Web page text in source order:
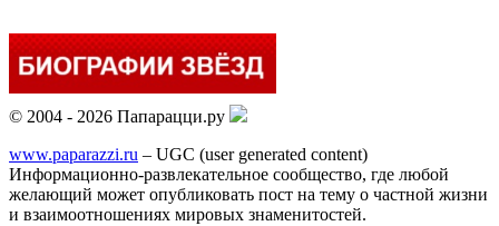
© 2004 - 2026 Папарацци.ру
www.paparazzi.ru – UGC (user generated content)
Информационно-развлекательное сообщество, где любой
желающий может опубликовать пост на тему о частной жизни
и взаимоотношениях мировых знаменитостей.